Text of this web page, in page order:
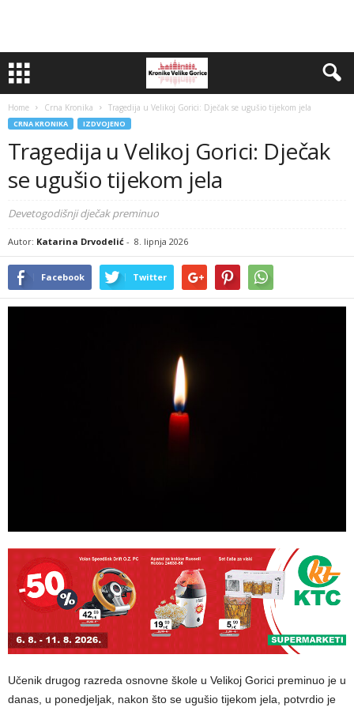
Home Crna Kronika Tragedija u Velikoj Gorici: Dječak se ugušio tijekom jela
CRNA KRONIKA IZDVOJENO
Tragedija u Velikoj Gorici: Dječak
se ugušio tijekom jela
Devetogodišnji dječak preminuo
Autor: Katarina Drvodelić - 8. lipnja 2026
Facebook Twitter
Učenik drugog razreda osnovne škole u Velikoj Gorici preminuo je u
danas, u ponedjeljak, nakon što se ugušio tijekom jela, potvrdio je